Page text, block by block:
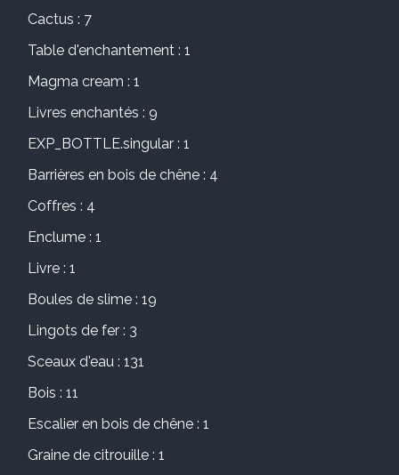
Cactus : 7
Table d'enchantement : 1
Magma cream : 1
Livres enchantés : 9
EXP_BOTTLE.singular : 1
Barrières en bois de chêne : 4
Coffres : 4
Enclume : 1
Livre : 1
Boules de slime : 19
Lingots de fer : 3
Sceaux d'eau : 131
Bois : 11
Escalier en bois de chêne : 1
Graine de citrouille : 1